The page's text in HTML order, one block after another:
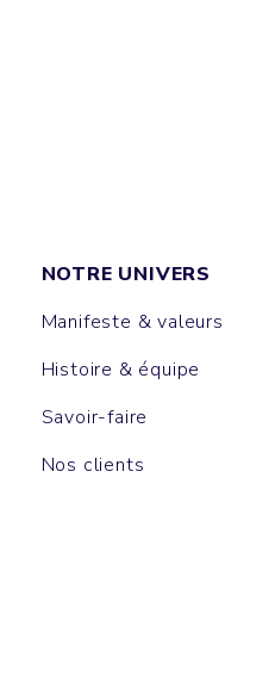
NOTRE UNIVERS
Manifeste & valeurs
Histoire & équipe
Savoir-faire
Nos clients